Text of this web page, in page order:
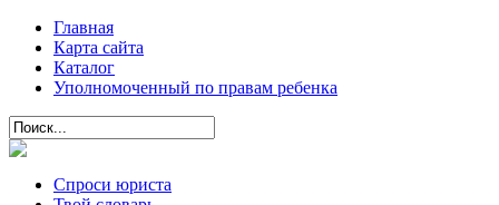
Главная
Карта сайта
Каталог
Уполномоченный по правам ребенка
Спроси юриста